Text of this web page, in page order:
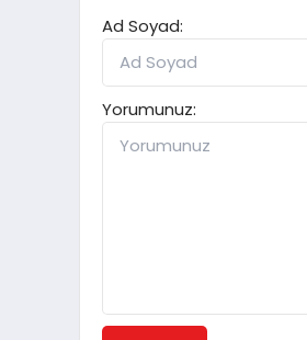
Ad Soyad:
Yorumunuz: